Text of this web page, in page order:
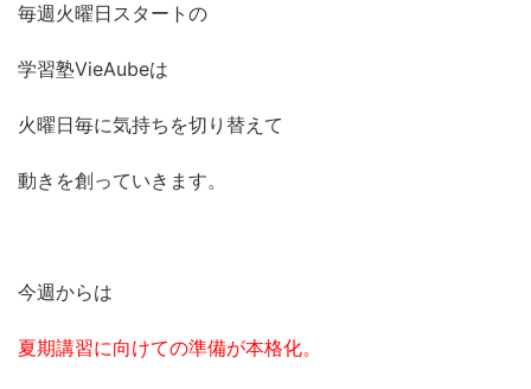
毎週火曜日スタートの
学習塾VieAubeは
火曜日毎に気持ちを切り替えて
動きを創っていきます。
今週からは
夏期講習に向けての準備が本格化。